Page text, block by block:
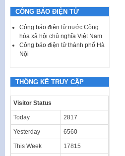
CÔNG BÁO ĐIỆN TỬ
Công báo điện tử nước Cộng
hòa xã hội chủ nghĩa Việt Nam
Công báo điện tử thành phố Hà
Nội
THỐNG KÊ TRUY CẬP
Visitor Status
Today 2817
Yesterday 6560
This Week 17815